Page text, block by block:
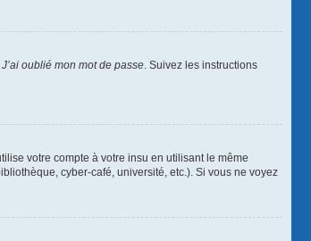
J’ai oublié mon mot de passe. Suivez les instructions
votre compte à votre insu en utilisant le même
cyber-café, université, etc.). Si vous ne voyez